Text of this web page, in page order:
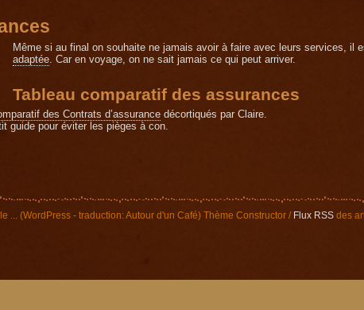
Même si au final on souhaite ne jamais avoir à faire avec leurs services, il
adaptée. Car en voyage, on ne sait jamais ce qui peut arriver.
Tableau comparatif des assurances
des Contrats d’assurancedécortiqués par Claire.
guide pour éviter les pièges à con.
... (WordPress - traduction: Autour d'un Café) Thème Constructor / Flux RSS des